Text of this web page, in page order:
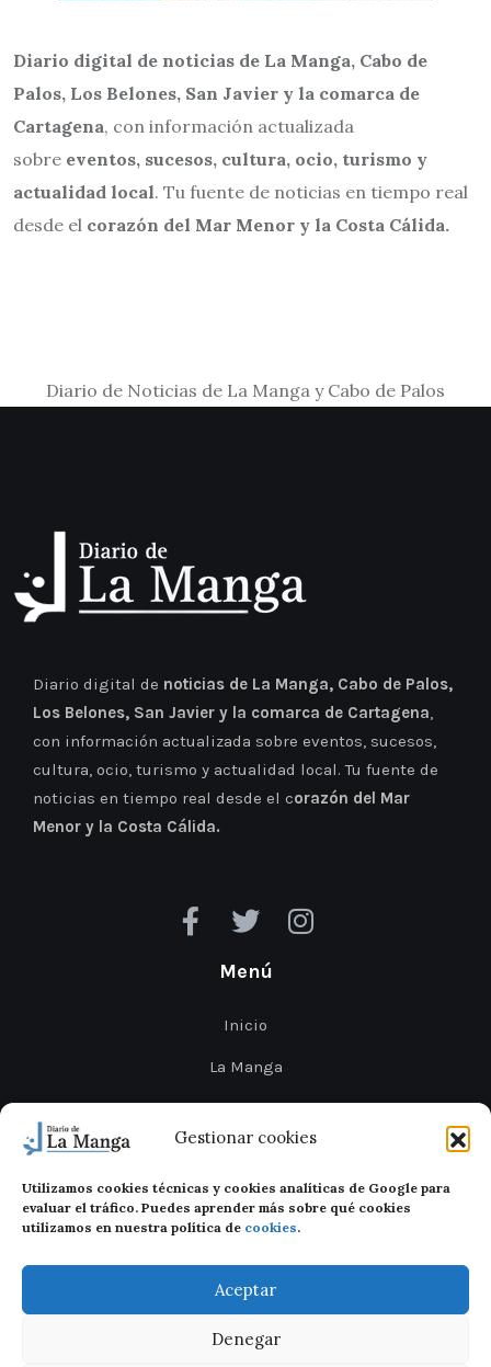
Gestionar cookies
Utilizamos cookies técnicas y cookies analíticas de Google para
evaluar el tráfico. Puedes aprender más sobre qué cookies
utilizamos en nuestra política de cookies.
Aceptar
Denegar
Diario digital de noticias de La Manga, Cabo de
Palos, Los Belones, San Javier y la comarca de
Cartagena, con información actualizada
sobre eventos, sucesos, cultura, ocio, turismo y
actualidad local. Tu fuente de noticias en tiempo real
desde el corazón del Mar Menor y la Costa Cálida.
Diario de Noticias de La Manga y Cabo de Palos
Diario digital de noticias de La Manga, Cabo de Palos,
Los Belones, San Javier y la comarca de Cartagena,
con información actualizada sobre eventos, sucesos,
cultura, ocio, turismo y actualidad local. Tu fuente de
noticias en tiempo real desde el corazón del Mar
Menor y la Costa Cálida.
Menú
Inicio
La Manga
Cabo de Palos
Mar Menor
Cartagena
San Javier